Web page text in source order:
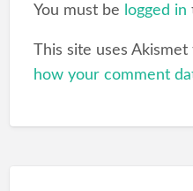
You must be logged in
This site uses
how your comment